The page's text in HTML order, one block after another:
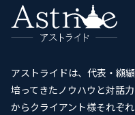
アストライドは、代表・纐
培ってきたノウハウと対話
からクライアント様それぞ